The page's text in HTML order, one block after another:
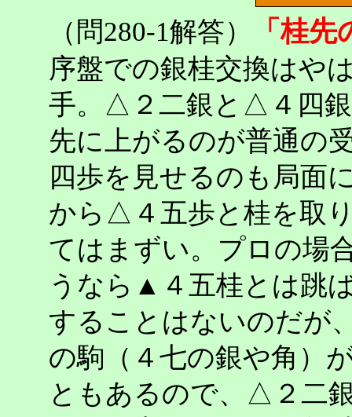
（問280-1解答） 「桂
序盤での銀桂交換はや
手。△２二銀と△４四
先に上がるのが普通の
四歩を見せるのも局面
から△４五歩と桂を取
てはまずい。プロの場
うなら▲４五桂とは跳
することはないのだが
の駒（４七の銀や角）
ともあるので、△２二